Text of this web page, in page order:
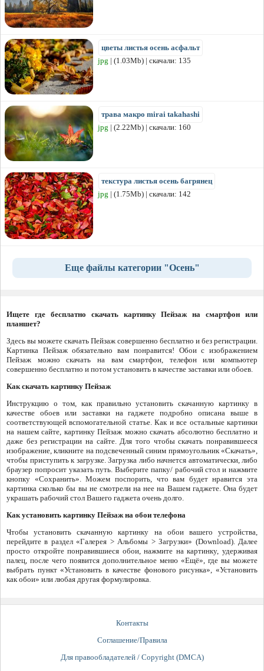
цветы листья осень асфальт
jpg | (1.03Mb) | скачали: 135
трава макро mirai takahashi
jpg | (2.22Mb) | скачали: 160
текстура листья осень багрянец
jpg | (1.75Mb) | скачали: 142
Еще файлы категории "Осень"
Ищете где бесплатно скачать картинку Пейзаж на смартфон или
планшет?
Здесь вы можете скачать Пейзаж совершенно бесплатно и без регистрации.
Картинка Пейзаж обязательно вам понравится! Обои с изображением
Пейзаж можно скачать на вам смартфон, телефон или компьютер
совершенно бесплатно и потом установить в качестве заставки или обоев.
Как скачать картинку Пейзаж
Инструкцию о том, как правильно установить скачанную картинку в
качестве обоев или заставки на гаджете подробно описана выше в
соответствующей вспомогательной статье. Как и все остальные картинки
на нашем сайте, картинку Пейзаж можно скачать абсолютно бесплатно и
даже без регистрации на сайте. Для того чтобы скачать понравившееся
изображение, кликните на подсвеченный синим прямоугольник «Скачать»,
чтобы приступить к загрузке. Загрузка либо начнется автоматически, либо
браузер попросит указать путь. Выберите папку/ рабочий стол и нажмите
кнопку «Сохранить». Можем поспорить, что вам будет нравится эта
картинка сколько бы вы не смотрели на нее на Вашем гаджете. Она будет
украшать рабочий стол Вашего гаджета очень долго.
Как установить картинку Пейзаж на обои телефона
Чтобы установить скачанную картинку на обои вашего устройства,
перейдите в раздел «Галерея > Альбомы > Загрузки» (Download). Далее
просто откройте понравившиеся обои, нажмите на картинку, удерживая
палец, после чего появится дополнительное меню «Ещё», где вы можете
выбрать пункт «Установить в качестве фонового рисунка», «Установить
как обои» или любая другая формулировка.
Контакты
Соглашение/Правила
Для правообладателей / Copyright (DMCA)